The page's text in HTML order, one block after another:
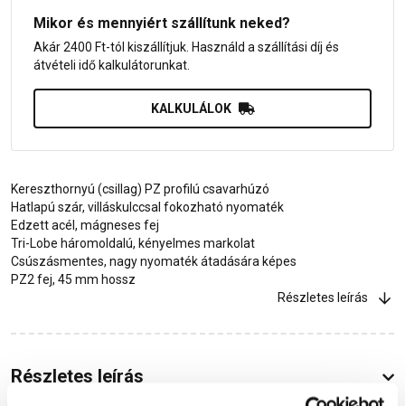
Mikor és mennyiért szállítunk neked?
Akár 2400 Ft-tól kiszállítjuk. Használd a szállítási díj és
átvételi idő kalkulátorunkat.
KALKULÁLOK
Kereszthornyú (csillag) PZ profilú csavarhúzó
Hatlapú szár, villáskulccsal fokozható nyomaték
Edzett acél, mágneses fej
Tri-Lobe háromoldalú, kényelmes markolat
Csúszásmentes, nagy nyomaték átadására képes
PZ2 fej, 45 mm hossz
Részletes leírás
Részletes leírás